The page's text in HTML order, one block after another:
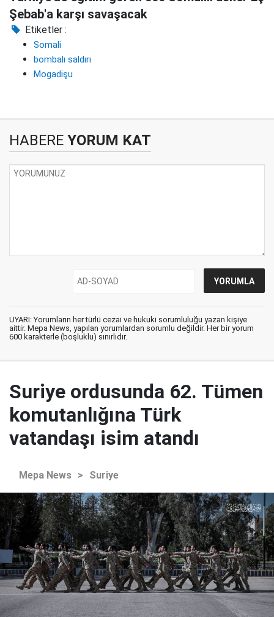
Şebab'a karşı savaşacak
Etiketler :
Somali
bombalı saldırı
Mogadişu
HABERE YORUM KAT
UYARI: Yorumların her türlü cezai ve hukuki sorumluluğu yazan kişiye
aittir. Mepa News, yapılan yorumlardan sorumlu değildir. Her bir yorum
600 karakterle (boşluklu) sınırlıdır.
Suriye ordusunda 62. Tümen
komutanlığına Türk
vatandaşı isim atandı
Mepa News > Suriye